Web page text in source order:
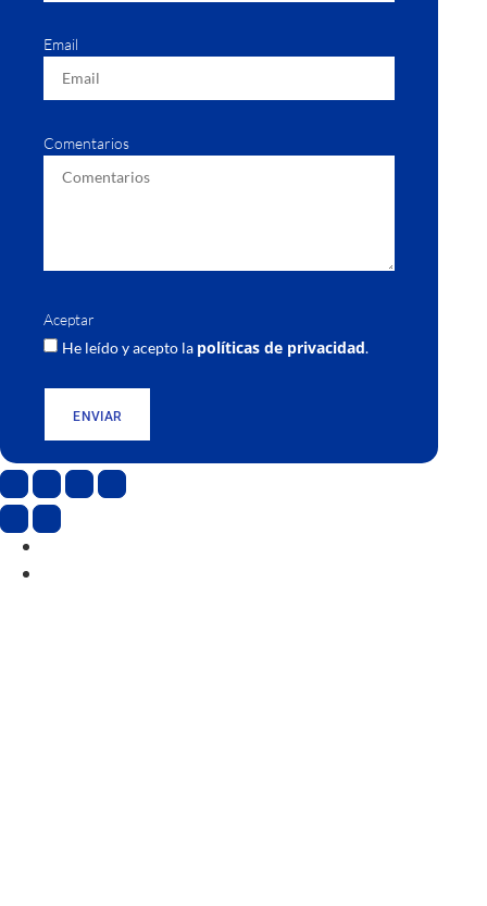
Email
Comentarios
Aceptar
He leído y acepto la políticas de privacidad.
ENVIAR